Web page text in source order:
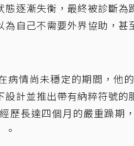
態逐漸失衡，最終被診斷
為自己不需要外界協助，
病情尚未穩定的期間，他
設計並推出帶有納粹符號
歷長達四個月的嚴重躁期